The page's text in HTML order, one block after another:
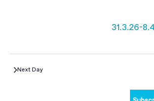
Next Day